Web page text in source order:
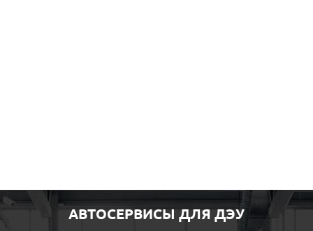
АВТОСЕРВИСЫ ДЛЯ ДЭУ